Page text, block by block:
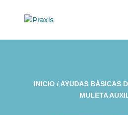
INICIO / AYUDAS BÁSICAS
MULETA